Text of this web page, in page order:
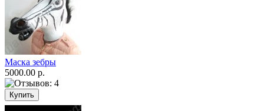
Маска зебры
5000.00 р.